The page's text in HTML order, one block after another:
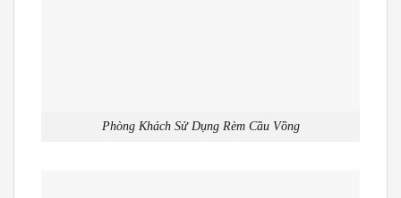
Phòng Khách Sử Dụng Rèm Cầu Vồng